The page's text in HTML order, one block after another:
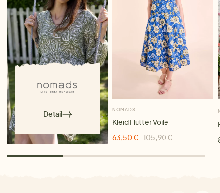
Detail NOMADS
Kleid Flutter Voile
63,50 €
105,90 €